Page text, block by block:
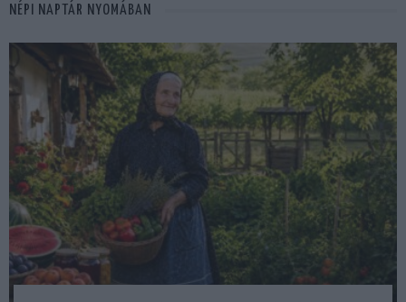
NÉPI NAPTÁR NYOMÁBAN